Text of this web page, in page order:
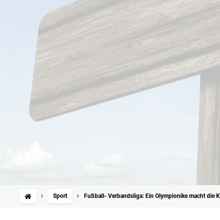
Sport Fußball- Verbandsliga: Ein Olympionike macht die